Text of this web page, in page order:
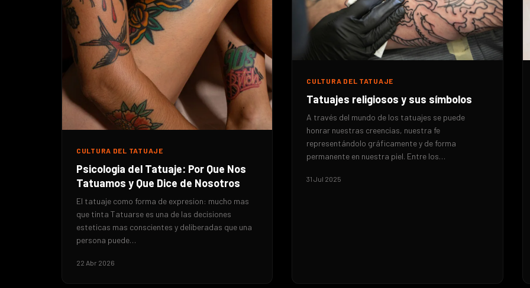
CULTURA DEL TATUAJE
Psicologia del Tatuaje: Por Que Nos
Tatuamos y Que Dice de Nosotros
El tatuaje como forma de expresion: mucho mas
que tinta Tatuarse es una de las decisiones
esteticas mas conscientes y deliberadas que una
persona puede…
22 Abr 2026
CULTURA DEL TATUAJE
Tatuajes religiosos y sus símbolos
A través del mundo de los tatuajes se puede
honrar nuestras creencias, nuestra fe
representándolo gráficamente y de forma
permanente en nuestra piel. Entre los…
31 Jul 2025